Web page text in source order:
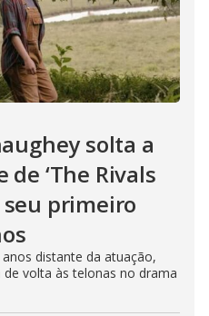
solta a
‘The Rivals
seu primeiro
distante da atuação,
volta às telonas no drama